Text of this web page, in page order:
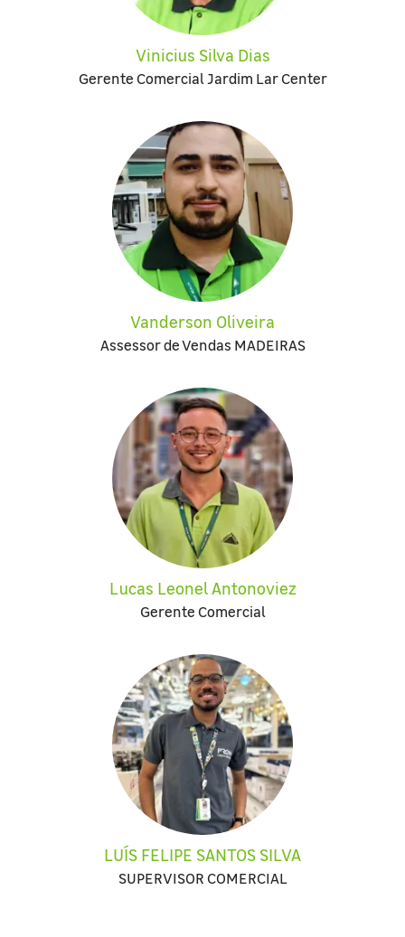
Vinicius Silva Dias
Gerente Comercial Jardim Lar Center
Vanderson Oliveira
Assessor de Vendas MADEIRAS
Lucas Leonel Antonoviez
Gerente Comercial
LUÍS FELIPE SANTOS SILVA
SUPERVISOR COMERCIAL